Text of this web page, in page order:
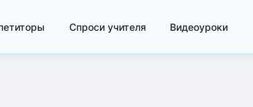
Спроси учителя Видеоуроки